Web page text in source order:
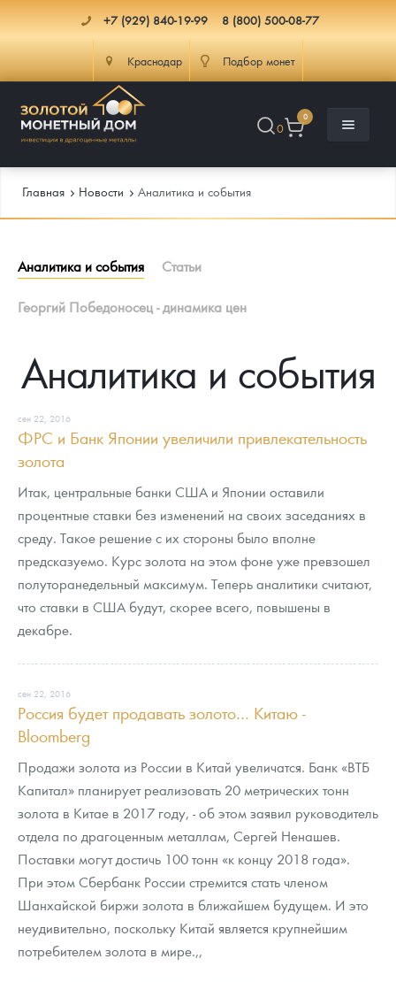
+7 (929) 840-19-99 8 (800) 500-08-77
Краснодар Подбор монет
0
0
Монеты Россия и СССР
Памятные и старинные монеты
Монеты Царской России
Монеты стран мира после 1950г
Георгий Победоносец
Золотой червонец Сеятель
Золотые слитки
Аксессуары
Гарри Поттер
Жетоны "Необыкновенные обитатели глубин"
Ювелирные изделия
Русская нумизматика
Золотая карманная галерея
Наборы подарочных и коллекционных монет
Монеты и жетоны из недрагоценных металлов
Книги по нумизматике
Подлинность монет
Гарантии
Выкуп монет
Вопрос - ответ
Памятка для работы с монетами из драгметаллов
Условия возврата
Политика использования Cookies
Положение по обработке и защите персональных данных
Услуги
Информация
Распродажа монет и жетонов
Аналитика и события
Итоги 2025 года. Прогноз курсов золота, серебра, платины на
2026 год
Cтатьи
Георгий Победоносец - динамика цен
Котировки
Курс золота и серебра
Лом выкуп
Скупка слитков
Контакты
О нас
Наши преимущества
Письмо директору
Главная Новости Аналитика и события
Аналитика и события Cтатьи
Георгий Победоносец - динамика цен
Аналитика и события
сен 22, 2016
ФРС и Банк Японии увеличили привлекательность
золота
Итак, центральные банки США и Японии оставили
процентные ставки без изменений на своих заседаниях в
среду. Такое решение с их стороны было вполне
предсказуемо. Курс золота на этом фоне уже превзошел
полуторанедельный максимум. Теперь аналитики считают,
что ставки в США будут, скорее всего, повышены в
декабре.
сен 22, 2016
Россия будет продавать золото… Китаю -
Bloomberg
Продажи золота из России в Китай увеличатся. Банк «ВТБ
Капитал» планирует реализовать 20 метрических тонн
золота в Китае в 2017 году, - об этом заявил руководитель
отдела по драгоценным металлам, Сергей Ненашев.
Поставки могут достичь 100 тонн «к концу 2018 года».
При этом Сбербанк России стремится стать членом
Шанхайской биржи золота в ближайшем будущем. И это
неудивительно, поскольку Китай является крупнейшим
потребителем золота в мире.,,